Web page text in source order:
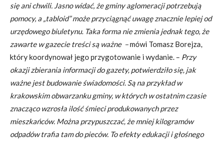
się ani chwili. Jasno widać, że gminy aglomeracji potrzebują
pomocy, a „tabloid” może przyciągnąć uwagę znacznie lepiej od
urzędowego biuletynu. Taka forma nie zmienia jednak tego, że
zawarte w gazecie treści są ważne –mówi Tomasz Borejza,
który koordynował jego przygotowanie i wydanie. – Przy
okazji zbierania informacji do gazety, potwierdziło się, jak
ważne jest budowanie świadomości. Są na przykład w
krakowskim obwarzanku gminy, w których w ostatnim czasie
znacząco wzrosła ilość śmieci produkowanych przez
mieszkańców. Można przypuszczać, że mniej kilogramów
odpadów trafia tam do pieców. To efekty edukacji i głośnego